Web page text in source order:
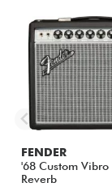
FENDER
'68 Custom Vibro
Reverb